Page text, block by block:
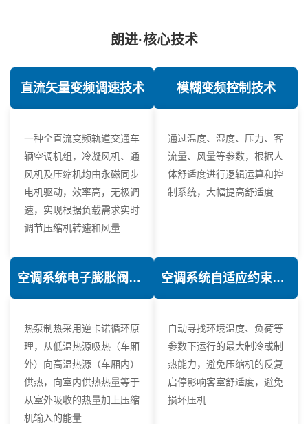
朗进·核心技术
直流矢量变频调速技术
一种全直流变频轨道交通车
辆空调机组，冷凝风机、通
风机及压缩机均由永磁同步
电机驱动，效率高，无极调
速，实现根据负载需求实时
调节压缩机转速和风量
模糊变频控制技术
通过温度、湿度、压力、客
流量、风量等参数，根据人
体舒适度进行逻辑运算和控
制系统，大幅提高舒适度
空调系统电子膨胀阀热力学优化技术
热泵制热采用逆卡诺循环原
理，从低温热源吸热（车厢
外）向高温热源（车厢内）
供热，向室内供热热量等于
从室外吸收的热量加上压缩
机输入的能量
空调系统自适应约束控制技术
自动寻找环境温度、负荷等
参数下运行的最大制冷或制
热能力，避免压缩机的反复
启停影响客室舒适度，避免
损坏压机